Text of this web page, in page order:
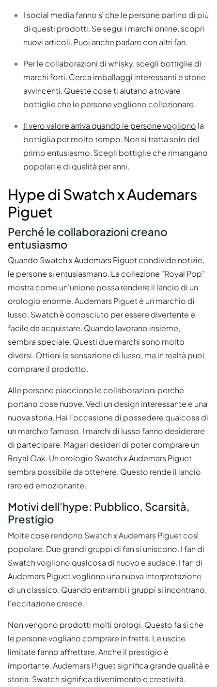
I social media fanno sì che le persone parlino di più
di questi prodotti. Se segui i marchi online, scopri
nuovi articoli. Puoi anche parlare con altri fan.
Per le collaborazioni di whisky, scegli bottiglie di
marchi forti. Cerca imballaggi interessanti e storie
avvincenti. Queste cose ti aiutano a trovare
bottiglie che le persone vogliono collezionare.
Il vero valore arriva quando le persone vogliono la
bottiglia per molto tempo. Non si tratta solo del
primo entusiasmo. Scegli bottiglie che rimangano
popolari e di qualità per anni.
Hype di Swatch x Audemars
Piguet
Perché le collaborazioni creano
entusiasmo
Quando Swatch x Audemars Piguet condivide notizie,
le persone si entusiasmano. La collezione "Royal Pop"
mostra come un'unione possa rendere il lancio di un
orologio enorme. Audemars Piguet è un marchio di
lusso. Swatch è conosciuto per essere divertente e
facile da acquistare. Quando lavorano insieme,
sembra speciale. Questi due marchi sono molto
diversi. Ottieni la sensazione di lusso, ma in realtà puoi
comprare il prodotto.
Alle persone piacciono le collaborazioni perché
portano cose nuove. Vedi un design interessante e una
nuova storia. Hai l'occasione di possedere qualcosa di
un marchio famoso. I marchi di lusso fanno desiderare
di partecipare. Magari desideri di poter comprare un
Royal Oak. Un orologio Swatch x Audemars Piguet
sembra possibile da ottenere. Questo rende il lancio
raro ed emozionante.
Motivi dell'hype: Pubblico, Scarsità,
Prestigio
Molte cose rendono Swatch x Audemars Piguet così
popolare. Due grandi gruppi di fan si uniscono. I fan di
Swatch vogliono qualcosa di nuovo e audace. I fan di
Audemars Piguet vogliono una nuova interpretazione
di un classico. Quando entrambi i gruppi si incontrano,
l'eccitazione cresce.
Non vengono prodotti molti orologi. Questo fa sì che
le persone vogliano comprare in fretta. Le uscite
limitate fanno affrettare. Anche il prestigio è
importante. Audemars Piguet significa grande qualità e
storia. Swatch significa divertimento e creatività.